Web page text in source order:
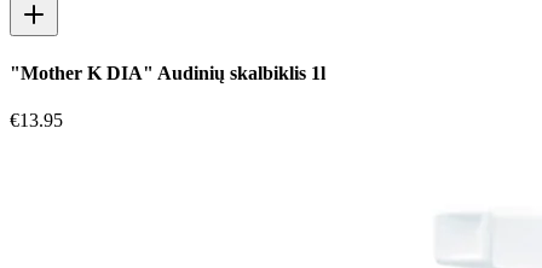
"Mother K DIA" Audinių skalbiklis 1l
€13.95